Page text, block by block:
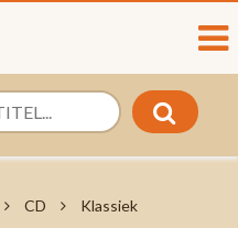
CD Klassiek